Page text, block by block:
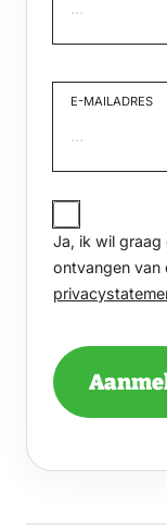
10:30 – 16:30
donderdag
28 januari
10:30 –
vrijdag
29 januari
10:30 –
E-MAILADRES
JA,
IK
WIL
GRAAG
EENS
PER
EEN
ONTVANGEN
EN
Ja, ik wil graag
ontvangen van